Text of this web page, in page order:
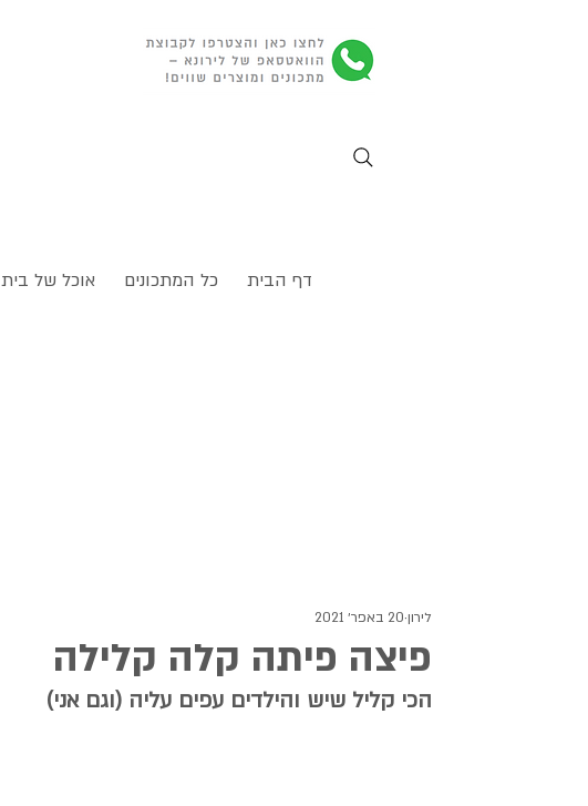
דף הבית כל המתכונים אוכל של בית
פיצה פיתה קלה קלילה
לירון 20 באפר׳ 2021
הכי קליל שיש והילדים עפים עליה (וגם אני)